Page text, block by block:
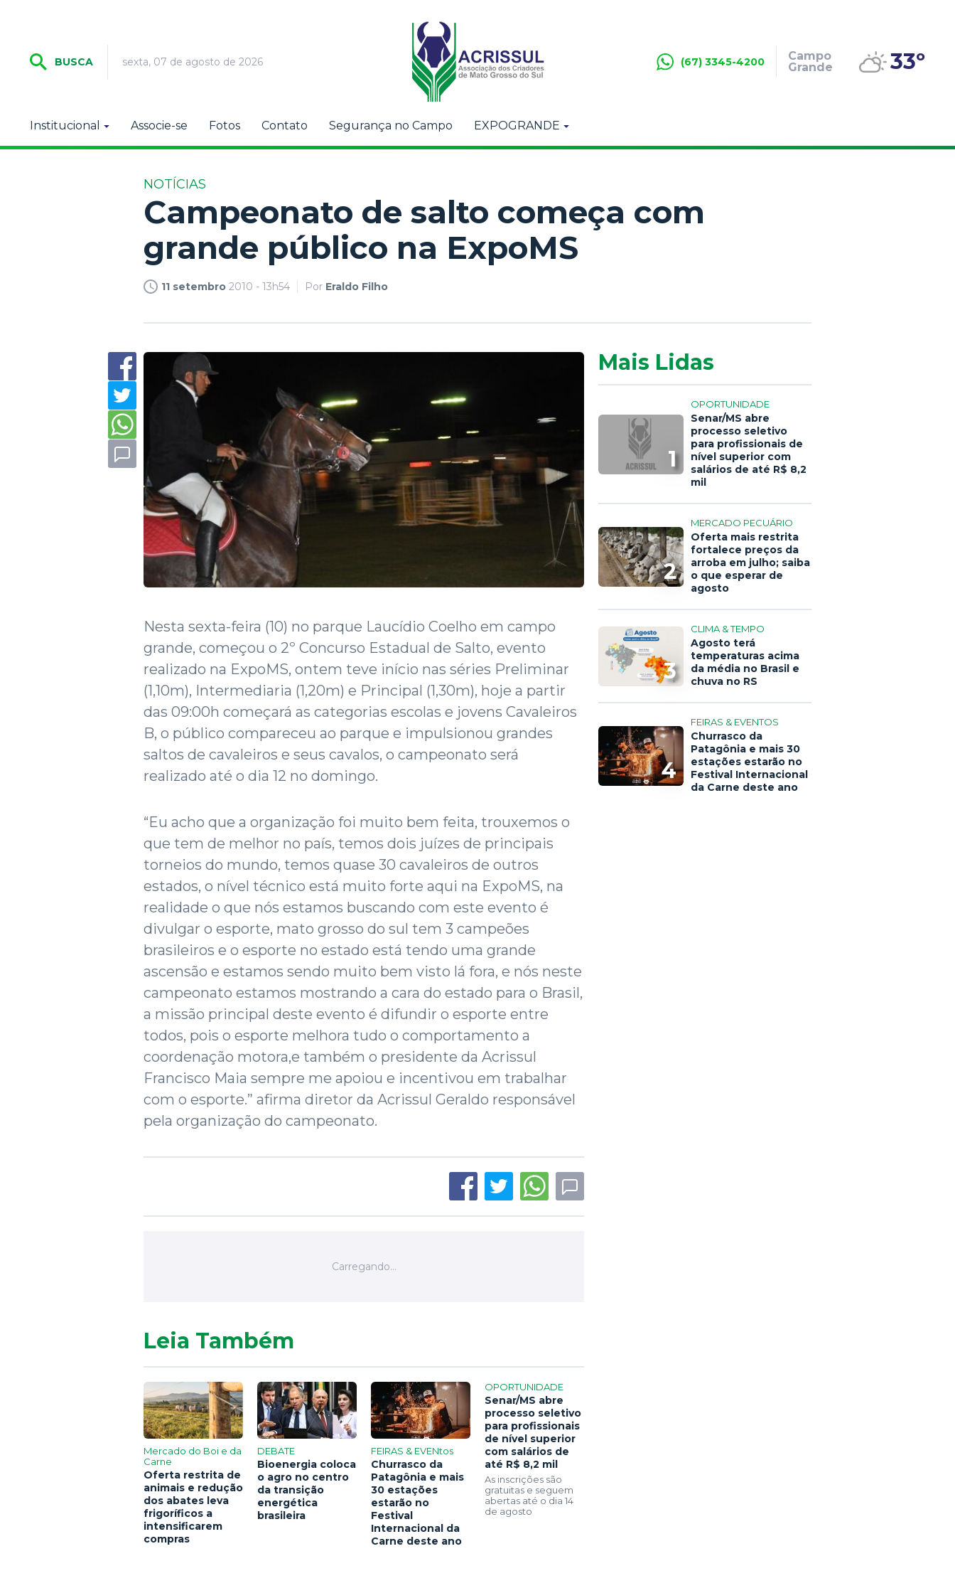
BUSCA sexta, 07 de agosto de 2026 (67) 3345-4200
Campo
Grande
33º
Institucional Associe-se Fotos Contato Segurança no Campo EXPOGRANDE
NOTÍCIAS
Campeonato de salto começa com
grande público na ExpoMS
11 setembro 2010 - 13h54 Por Eraldo Filho
Nesta sexta-feira (10) no parque Laucídio Coelho em campo
grande, começou o 2º Concurso Estadual de Salto, evento
realizado na ExpoMS, ontem teve início nas séries Preliminar
(1,10m), Intermediaria (1,20m) e Principal (1,30m), hoje a partir
das 09:00h começará as categorias escolas e jovens Cavaleiros
B, o público compareceu ao parque e impulsionou grandes
saltos de cavaleiros e seus cavalos, o campeonato será
realizado até o dia 12 no domingo.
“Eu acho que a organização foi muito bem feita, trouxemos o
que tem de melhor no país, temos dois juízes de principais
torneios do mundo, temos quase 30 cavaleiros de outros
estados, o nível técnico está muito forte aqui na ExpoMS, na
realidade o que nós estamos buscando com este evento é
divulgar o esporte, mato grosso do sul tem 3 campeões
brasileiros e o esporte no estado está tendo uma grande
ascensão e estamos sendo muito bem visto lá fora, e nós neste
campeonato estamos mostrando a cara do estado para o Brasil,
a missão principal deste evento é difundir o esporte entre
todos, pois o esporte melhora tudo o comportamento a
coordenação motora,e também o presidente da Acrissul
Francisco Maia sempre me apoiou e incentivou em trabalhar
com o esporte.” afirma diretor da Acrissul Geraldo responsável
pela organização do campeonato.
Mais Lidas
1
OPORTUNIDADE
Senar/MS abre
processo seletivo
para profissionais de
nível superior com
salários de até R$ 8,2
mil
2
MERCADO PECUÁRIO
Oferta mais restrita
fortalece preços da
arroba em julho; saiba
o que esperar de
agosto
3
CLIMA & TEMPO
Agosto terá
temperaturas acima
da média no Brasil e
chuva no RS
4
FEIRAS & EVENTOS
Churrasco da
Patagônia e mais 30
estações estarão no
Festival Internacional
da Carne deste ano
Leia Também
Mercado do Boi e da
Carne
Oferta restrita de
animais e redução
dos abates leva
frigoríficos a
intensificarem
compras
DEBATE
Bioenergia coloca
o agro no centro
da transição
energética
brasileira
FEIRAS & EVENtos
Churrasco da
Patagônia e mais
30 estações
estarão no
Festival
Internacional da
Carne deste ano
OPORTUNIDADE
Senar/MS abre
processo seletivo
para profissionais
de nível superior
com salários de
até R$ 8,2 mil
As inscrições são
gratuitas e seguem
abertas até o dia 14
de agosto